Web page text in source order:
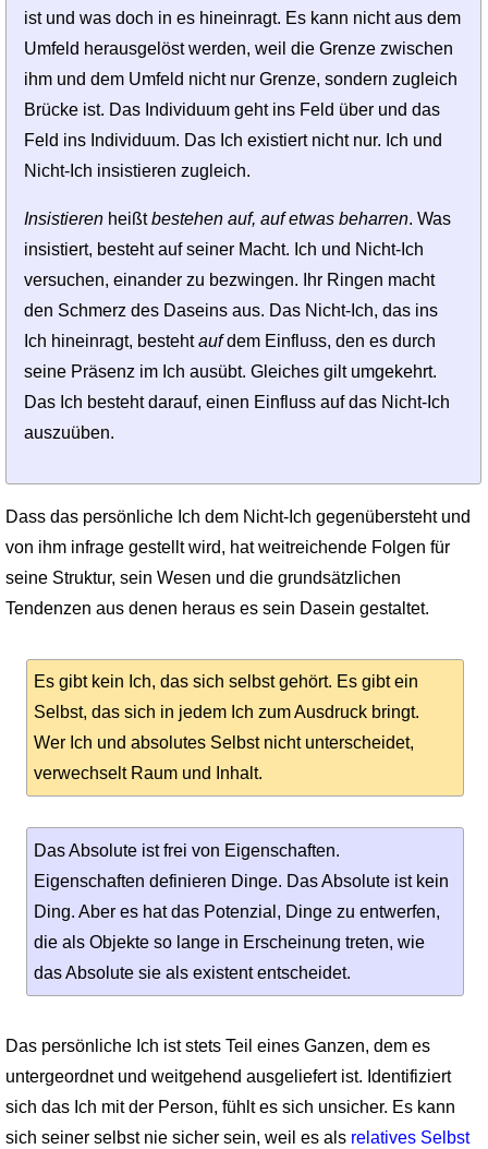
ist und was doch in es hineinragt. Es kann nicht aus dem
Umfeld herausgelöst werden, weil die Grenze zwischen
ihm und dem Umfeld nicht nur Grenze, sondern zugleich
Brücke ist. Das Individuum geht ins Feld über und das
Feld ins Individuum. Das Ich existiert nicht nur. Ich und
Nicht-Ich insistieren zugleich.
Insistierenheißtbestehen auf, auf etwas beharren. Was
insistiert, besteht auf seiner Macht. Ich und Nicht-Ich
versuchen, einander zu bezwingen. Ihr Ringen macht
den Schmerz des Daseins aus. Das Nicht-Ich, das ins
Ich hineinragt, bestehtaufdem Einfluss, den es durch
seine Präsenz im Ich ausübt. Gleiches gilt umgekehrt.
Das Ich besteht darauf, einen Einfluss auf das Nicht-Ich
auszuüben.
Dass das persönliche Ich dem Nicht-Ich gegenübersteht und
von ihm infrage gestellt wird, hat weitreichende Folgen für
seine Struktur, sein Wesen und die grundsätzlichen
Tendenzen aus denen heraus es sein Dasein gestaltet.
Es gibt kein Ich, das sich selbst gehört. Es gibt ein
Selbst, das sich in jedem Ich zum Ausdruck bringt.
Wer Ich und absolutes Selbst nicht unterscheidet,
verwechselt Raum und Inhalt.
Das Absolute ist frei von Eigenschaften.
Eigenschaften definieren Dinge. Das Absolute ist kein
Ding. Aber es hat das Potenzial, Dinge zu entwerfen,
die als Objekte so lange in Erscheinung treten, wie
das Absolute sie als existent entscheidet.
Das persönliche Ich ist stets Teil eines Ganzen, dem es
untergeordnet und weitgehend ausgeliefert ist. Identifiziert
sich das Ich mit der Person, fühlt es sich unsicher. Es kann
sich seiner selbst nie sicher sein, weil es als relatives Selbst